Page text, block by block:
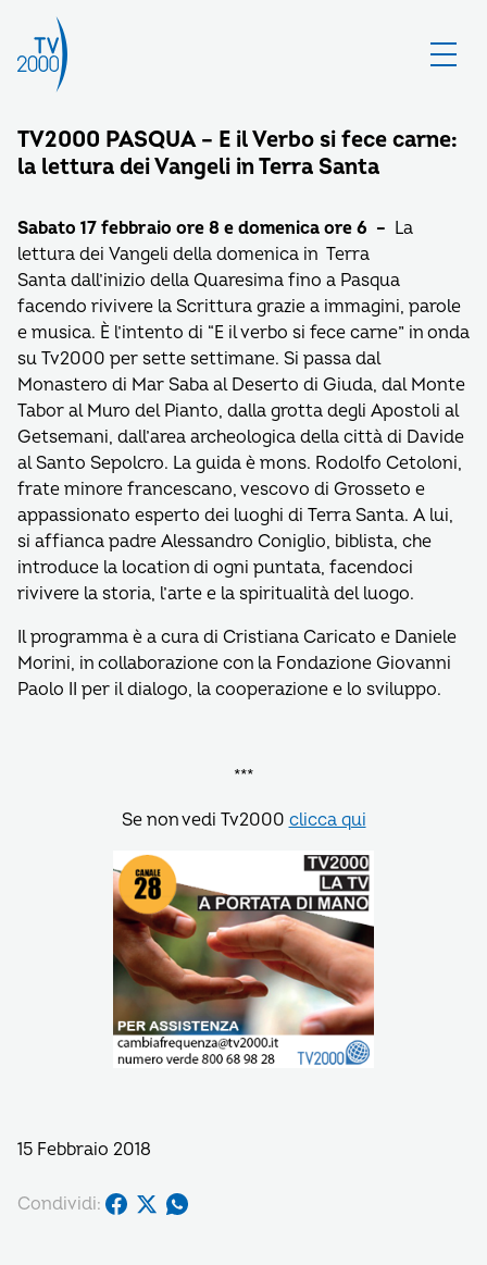
TV2000 PASQUA – E il Verbo si fece carne:
la lettura dei Vangeli in Terra Santa
Sabato 17 febbraio ore 8 e domenica ore 6 – La
lettura dei Vangeli della domenica in Terra
Santa dall’inizio della Quaresima fino a Pasqua
facendo rivivere la Scrittura grazie a immagini, parole
e musica. È l’intento di “E il verbo si fece carne” in onda
su Tv2000 per sette settimane. Si passa dal
Monastero di Mar Saba al Deserto di Giuda, dal Monte
Tabor al Muro del Pianto, dalla grotta degli Apostoli al
Getsemani, dall’area archeologica della città di Davide
al Santo Sepolcro. La guida è mons. Rodolfo Cetoloni,
frate minore francescano, vescovo di Grosseto e
appassionato esperto dei luoghi di Terra Santa. A lui,
si affianca padre Alessandro Coniglio, biblista, che
introduce la location di ogni puntata, facendoci
rivivere la storia, l’arte e la spiritualità del luogo.
Il programma è a cura di Cristiana Caricato e Daniele
Morini, in collaborazione con la Fondazione Giovanni
Paolo II per il dialogo, la cooperazione e lo sviluppo.
***
Se non vedi Tv2000 clicca qui
15 Febbraio 2018
Condividi: